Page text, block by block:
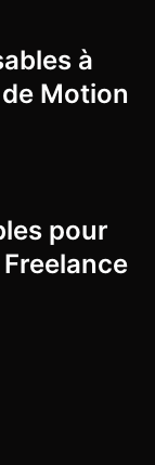
à
Motion
pour